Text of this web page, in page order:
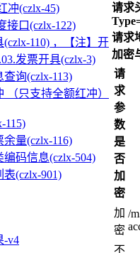
冲(czlx-45)
接口(czlx-122)
110) ，【注】开
发票开具(czlx-3)
询(czlx-113)
（只支持全额红冲）
115)
量(czlx-116)
码信息(czlx-504)
(czlx-901)
-v4
请求
请求
加密
请
求
参
数
是
否
加
密
加
密
/
不